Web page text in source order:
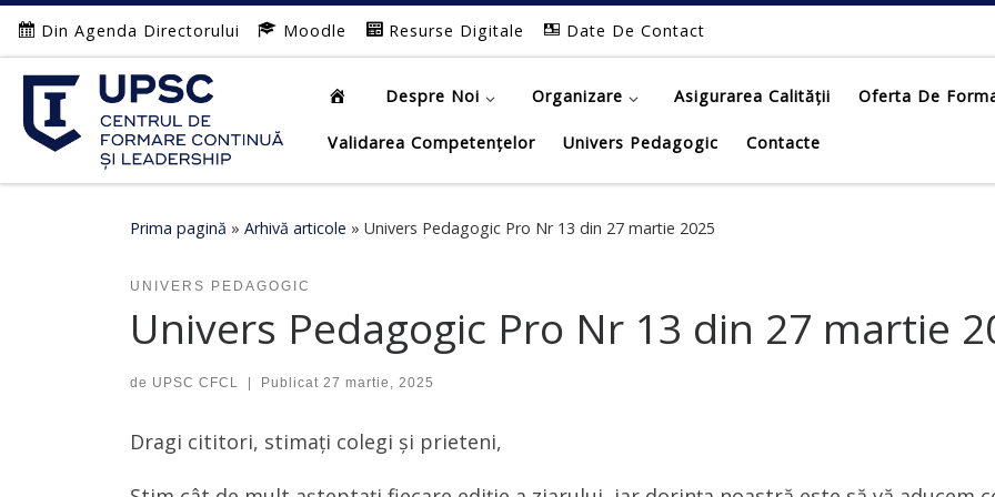
Afișează întregul conținut
Din Agenda Directorului Moodle Resurse Digitale Date De Contact
Despre Noi Organizare Asigurarea Calității Oferta De
Validarea Competențelor Univers Pedagogic Contacte
Prima pagină » Arhivă articole » Univers Pedagogic Pro Nr 13 din 27 martie 2025
UNIVERS PEDAGOGIC
Univers Pedagogic Pro Nr 13 din 27 martie
de UPSC CFCL | Publicat 27 martie, 2025
Dragi cititori, stimați colegi și prieteni,